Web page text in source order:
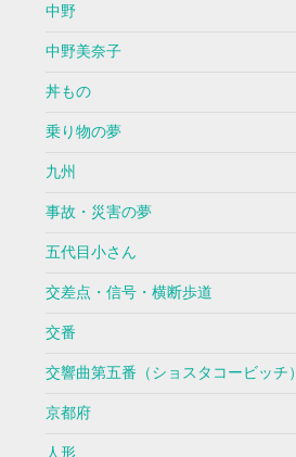
中野
中野美奈子
丼もの
乗り物の夢
九州
事故・災害の夢
五代目小さん
交差点・信号・横断歩道
交番
交響曲第五番（ショスタコービッチ）
京都府